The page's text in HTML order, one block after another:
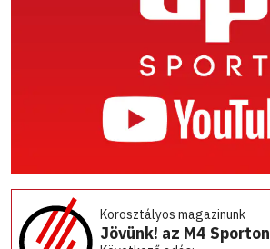
Korosztályos magazinunk
Jövünk! az M4 Sporton